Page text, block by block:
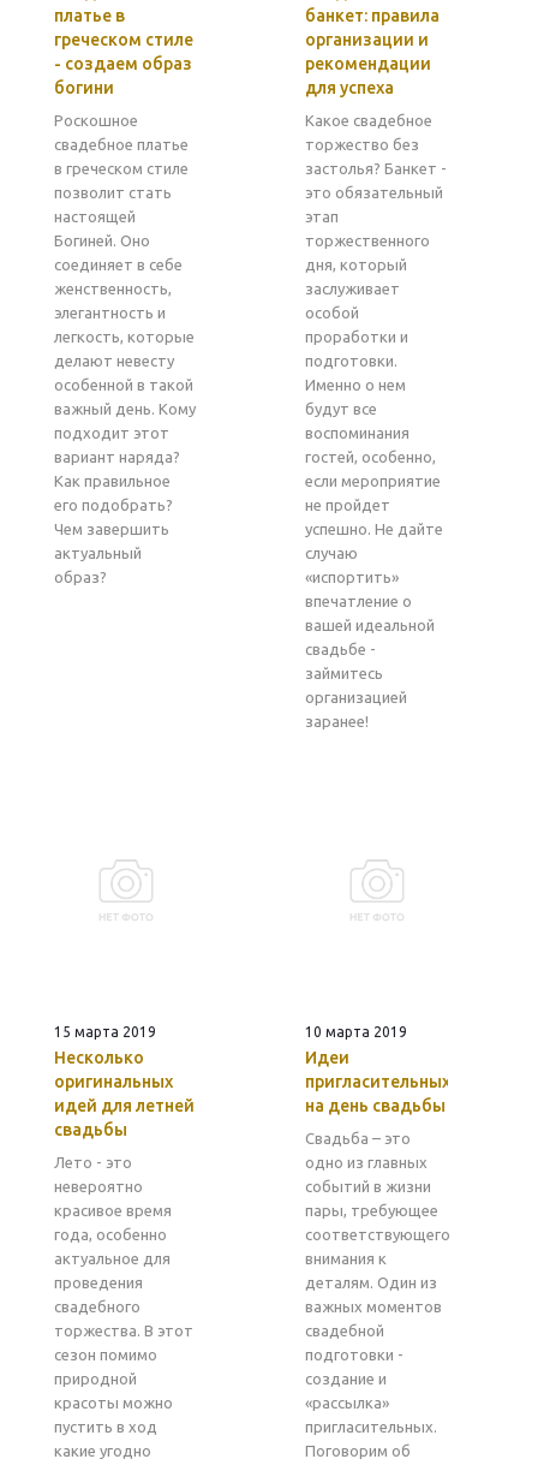
платье в
греческом стиле
- создаем образ
богини
Роскошное
свадебное платье
в греческом стиле
позволит стать
настоящей
Богиней. Оно
соединяет в себе
женственность,
элегантность и
легкость, которые
делают невесту
особенной в такой
важный день. Кому
подходит этот
вариант наряда?
Как правильное
его подобрать?
Чем завершить
актуальный
образ?
банкет: правила
организации и
рекомендации
для успеха
Какое свадебное
торжество без
застолья? Банкет -
это обязательный
этап
торжественного
дня, который
заслуживает
особой
проработки и
подготовки.
Именно о нем
будут все
воспоминания
гостей, особенно,
если мероприятие
не пройдет
успешно. Не дайте
случаю
«испортить»
впечатление о
вашей идеальной
свадьбе -
займитесь
организацией
заранее!
15 марта 2019
Несколько
оригинальных
идей для летней
свадьбы
Лето - это
невероятно
красивое время
года, особенно
актуальное для
проведения
свадебного
торжества. В этот
сезон помимо
природной
красоты можно
пустить в ход
какие угодно
10 марта 2019
Идеи
пригласительных
на день свадьбы
Свадьба – это
одно из главных
событий в жизни
пары, требующее
соответствующего
внимания к
деталям. Один из
важных моментов
свадебной
подготовки -
создание и
«рассылка»
пригласительных.
Поговорим об